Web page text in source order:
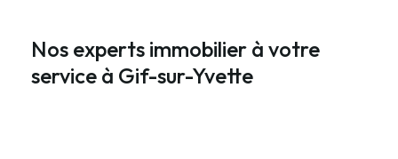
Nos experts immobilier à votre
service à Gif-sur-Yvette